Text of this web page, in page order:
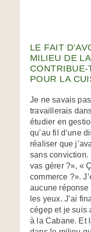
LE FAIT
MILIEU DE
CONTRIBUE-
POUR LA
Je ne savais
travaillerais
étudier en
qu’au fil d’une
réaliser que
sans conviction.
vas gérer ?», «
commerce ?».
aucune réponse
les yeux. J’ai
cégep et je suis
à la Cabane. Et